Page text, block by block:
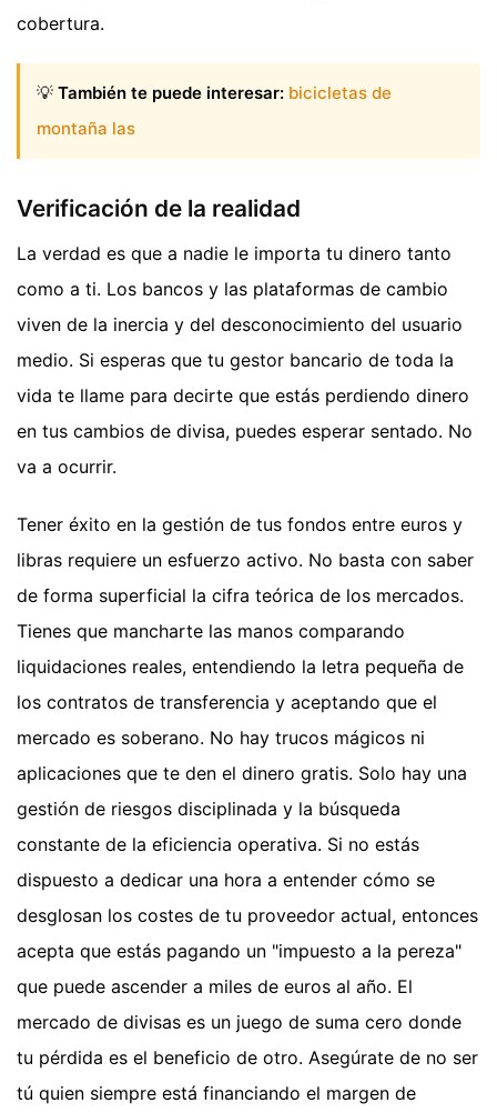
cobertura.
💡 También te puede interesar: bicicletas de
montaña las
Verificación de la realidad
La verdad es que a nadie le importa tu dinero tanto
como a ti. Los bancos y las plataformas de cambio
viven de la inercia y del desconocimiento del usuario
medio. Si esperas que tu gestor bancario de toda la
vida te llame para decirte que estás perdiendo dinero
en tus cambios de divisa, puedes esperar sentado. No
va a ocurrir.
Tener éxito en la gestión de tus fondos entre euros y
libras requiere un esfuerzo activo. No basta con saber
de forma superficial la cifra teórica de los mercados.
Tienes que mancharte las manos comparando
liquidaciones reales, entendiendo la letra pequeña de
los contratos de transferencia y aceptando que el
mercado es soberano. No hay trucos mágicos ni
aplicaciones que te den el dinero gratis. Solo hay una
gestión de riesgos disciplinada y la búsqueda
constante de la eficiencia operativa. Si no estás
dispuesto a dedicar una hora a entender cómo se
desglosan los costes de tu proveedor actual, entonces
acepta que estás pagando un "impuesto a la pereza"
que puede ascender a miles de euros al año. El
mercado de divisas es un juego de suma cero donde
tu pérdida es el beneficio de otro. Asegúrate de no ser
tú quien siempre está financiando el margen de